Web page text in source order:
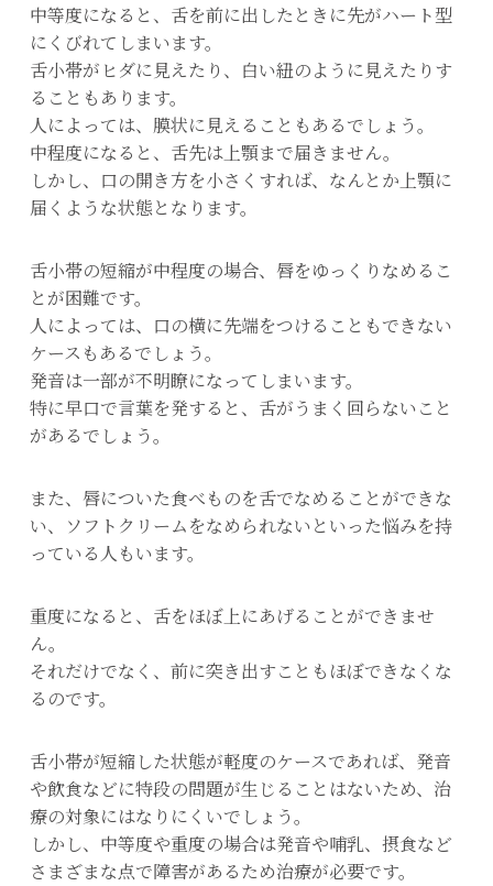
中等度になると、舌を前に出したときに先がハート型
にくびれてしまいます。
舌小帯がヒダに見えたり、白い紐のように見えたりす
ることもあります。
人によっては、膜状に見えることもあるでしょう。
中程度になると、舌先は上顎まで届きません。
しかし、口の開き方を小さくすれば、なんとか上顎に
届くような状態となります。
舌小帯の短縮が中程度の場合、唇をゆっくりなめるこ
とが困難です。
人によっては、口の横に先端をつけることもできない
ケースもあるでしょう。
発音は一部が不明瞭になってしまいます。
特に早口で言葉を発すると、舌がうまく回らないこと
があるでしょう。
また、唇についた食べものを舌でなめることができな
い、ソフトクリームをなめられないといった悩みを持
っている人もいます。
重度になると、舌をほぼ上にあげることができませ
ん。
それだけでなく、前に突き出すこともほぼできなくな
るのです。
舌小帯が短縮した状態が軽度のケースであれば、発音
や飲食などに特段の問題が生じることはないため、治
療の対象にはなりにくいでしょう。
しかし、中等度や重度の場合は発音や哺乳、摂食など
さまざまな点で障害があるため治療が必要です。